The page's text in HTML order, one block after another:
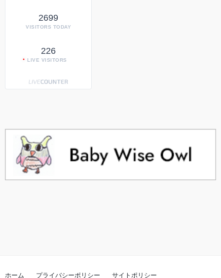
2699
VISITORS TODAY
226
LIVE VISITORS
ホーム プライバシーポリシー サイトポリシー